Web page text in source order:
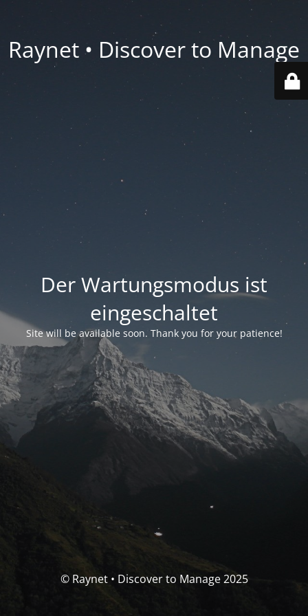
Raynet • Discover to Manage
Der Wartungsmodus ist
eingeschaltet
Site will be available soon. Thank you for your patience!
© Raynet • Discover to Manage 2025